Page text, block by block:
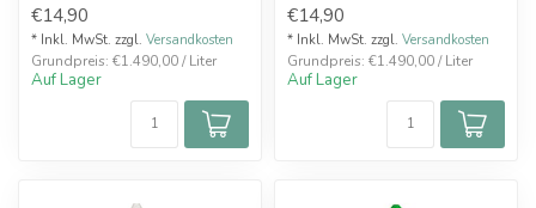
handve...
€14,90
* Inkl. MwSt. zzgl. Versandkosten
Grundpreis: €1.490,00 / Liter
Auf Lager
erfrischende...
€14,90
* Inkl. MwSt. zzgl. Versandkosten
Grundpreis: €1.490,00 / Liter
Auf Lager